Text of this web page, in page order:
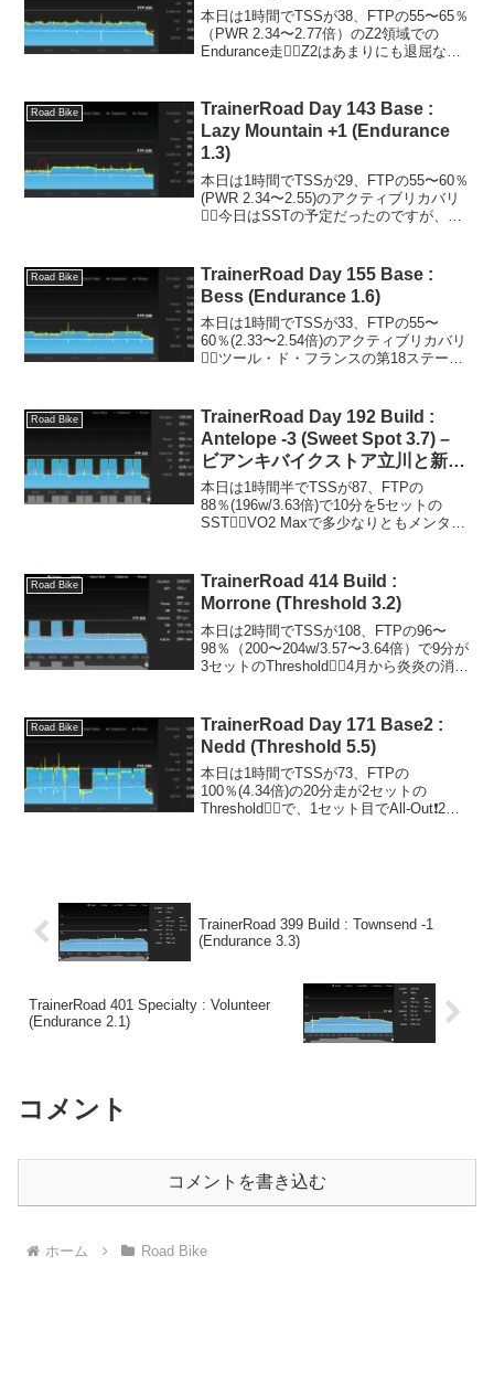
本日は1時間でTSSが38、FTPの55〜65％
（PWR 2.34〜2.77倍）のZ2領域での
Endurance走🚴‍♂️Z2はあまりにも退屈なの
な...
Road Bike
TrainerRoad Day 143 Base :
Lazy Mountain +1 (Endurance
1.3)
本日は1時間でTSSが29、FTPの55〜60％
(PWR 2.34〜2.55)のアクティブリカバリ
🚴‍♂️今日はSSTの予定だったのですが、仕
体組成データStravaワ...
Road Bike
TrainerRoad Day 155 Base :
Bess (Endurance 1.6)
本日は1時間でTSSが33、FTPの55〜
60％(2.33〜2.54倍)のアクティブリカバリ
🚴‍♂️ツール・ド・フランスの第18ステージ
165.7km、獲得標高差5,405m...
Road Bike
TrainerRoad Day 192 Build :
Antelope -3 (Sweet Spot 3.7) –
ビアンキバイクストア立川と新型
Specialissimaについて
本日は1時間半でTSSが87、FTPの
88％(196w/3.63倍)で10分を5セットの
SST🚴‍♂️VO2 Maxで多少なりともメンタル
が、ビアンキバイクストア立川に...
Road Bike
TrainerRoad 414 Build :
Morrone (Threshold 3.2)
本日は2時間でTSSが108、FTPの96〜
98％（200〜204w/3.57〜3.64倍）で9分が
3セットのThreshold🚴‍♂️4月から炎炎の消防
ト：説明...
Road Bike
TrainerRoad Day 171 Base2 :
Nedd (Threshold 5.5)
本日は1時間でTSSが73、FTPの
100％(4.34倍)の20分走が2セットの
Threshold🚴‍♂️で、1セット目でAll-Out❗️2セ
TrainerRoad 399 Build : Townsend -1
(Endurance 3.3)
TrainerRoad 401 Specialty : Volunteer
(Endurance 2.1)
コメント
コメントを書き込む
ホーム Road Bike